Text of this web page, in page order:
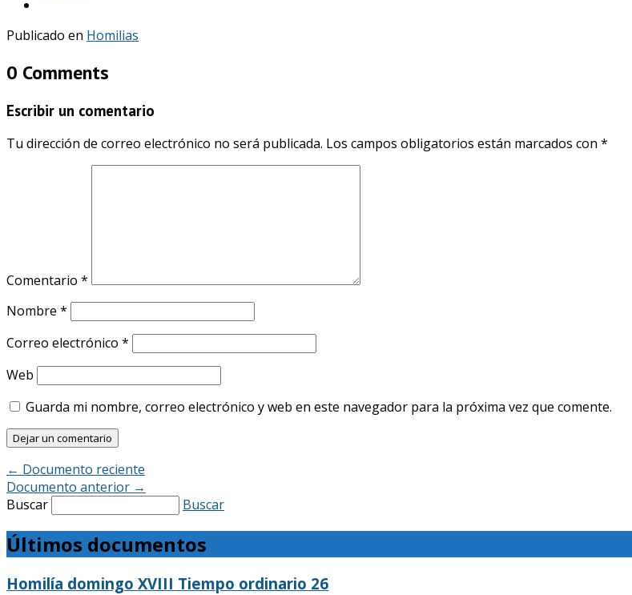
Publicado en Homilias
0 Comments
Escribir un comentario
Tu dirección de correo electrónico no será publicada. Los campos obligatorios están marcados con *
Comentario *
Nombre *
Correo electrónico *
Web
Guarda mi nombre, correo electrónico y web en este navegador para la próxima vez que comente.
← Documento reciente
Documento anterior →
Buscar
Buscar
Últimos documentos
Homilía domingo XVIII Tiempo ordinario 26